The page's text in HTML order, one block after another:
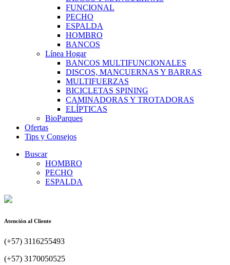
FUNCIONAL
PECHO
ESPALDA
HOMBRO
BANCOS
Línea Hogar
BANCOS MULTIFUNCIONALES
DISCOS, MANCUERNAS Y BARRAS
MULTIFUERZAS
BICICLETAS SPINING
CAMINADORAS Y TROTADORAS
ELÍPTICAS
BioParques
Ofertas
Tips y Consejos
Buscar
HOMBRO
PECHO
ESPALDA
Atención al Cliente
(+57) 3116255493
(+57) 3170050525